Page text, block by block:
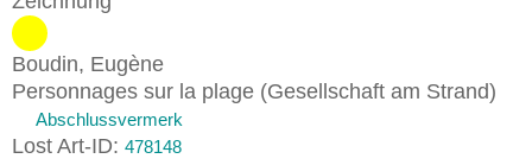
Boudin, Eugène
Personnages sur la plage (Gesellschaft am Strand)
Abschlussvermerk
Lost Art-ID: 478148